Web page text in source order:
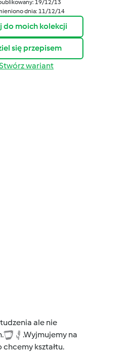
19/12/13
dnia: 11/12/14
do moich kolekcji
się przepisem
wariant
ale nie
.Wyjmujemy na
kształtu.